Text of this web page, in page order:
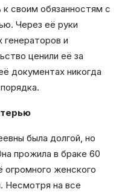
своим обязанностям с
Через её руки
и
ценили её за
документах никогда
была долгой, но
прожила в браке 60
огромного женского
Несмотря на все